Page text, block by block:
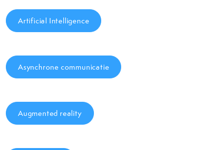
Artificial Intelligence
Asynchrone communicatie
Augmented reality